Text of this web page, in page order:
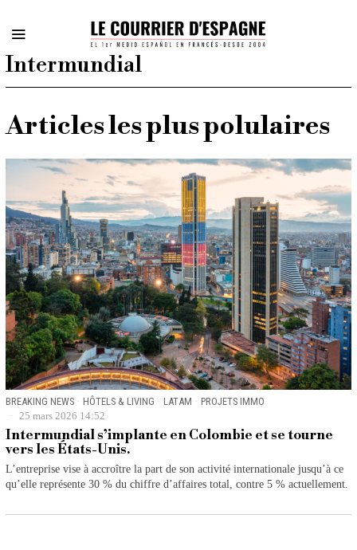
Intermundial
Articles les plus polulaires
BREAKING NEWS · HÔTELS & LIVING · LATAM · PROJETS IMMO
25 mars 2026 14:52
Intermundial s’implante en Colombie et se tourne
vers les États-Unis.
L’entreprise vise à accroître la part de son activité internationale jusqu’à ce
qu’elle représente 30 % du chiffre d’affaires total, contre 5 % actuellement.